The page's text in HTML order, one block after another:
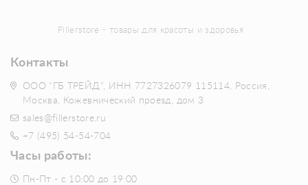
Fillerstore - товары для красоты и здоровья
Контакты
ООО "ГБ ТРЕЙД", ИНН 7727326079 115114, Россия,
Москва, Кожевнический проезд, дом 3
sales@fillerstore.ru
+7 (495) 54-54-704
Часы работы:
Пн-Пт - с 10:00 до 19:00